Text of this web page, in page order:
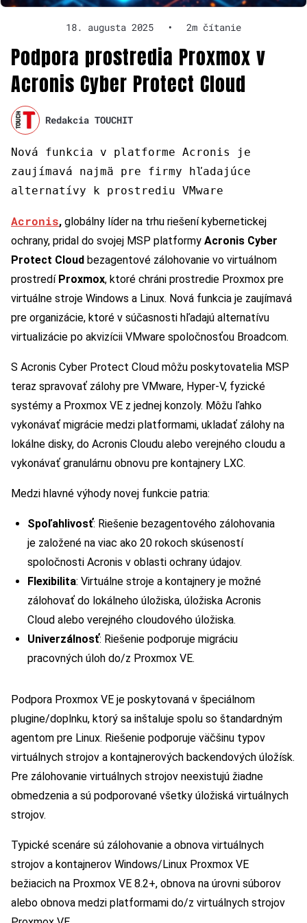
18. augusta 2025 • 2m čítanie
Podpora prostredia Proxmox v
Acronis Cyber Protect Cloud
Redakcia TOUCHIT
Nová funkcia v platforme Acronis je
zaujímavá najmä pre firmy hľadajúce
alternatívy k prostrediu VMware
Acronis, globálny líder na trhu riešení kybernetickej
ochrany, pridal do svojej MSP platformy Acronis Cyber
Protect Cloud bezagentové zálohovanie vo virtuálnom
prostredí Proxmox, ktoré chráni prostredie Proxmox pre
virtuálne stroje Windows a Linux. Nová funkcia je zaujímavá
pre organizácie, ktoré v súčasnosti hľadajú alternatívu
virtualizácie po akvizícii VMware spoločnosťou Broadcom.
S Acronis Cyber Protect Cloud môžu poskytovatelia MSP
teraz spravovať zálohy pre VMware, Hyper-V, fyzické
systémy a Proxmox VE z jednej konzoly. Môžu ľahko
vykonávať migrácie medzi platformami, ukladať zálohy na
lokálne disky, do Acronis Cloudu alebo verejného cloudu a
vykonávať granulárnu obnovu pre kontajnery LXC.
Medzi hlavné výhody novej funkcie patria:
Spoľahlivosť: Riešenie bezagentového zálohovania
je založené na viac ako 20 rokoch skúseností
spoločnosti Acronis v oblasti ochrany údajov.
Flexibilita: Virtuálne stroje a kontajnery je možné
zálohovať do lokálneho úložiska, úložiska Acronis
Cloud alebo verejného cloudového úložiska.
Univerzálnosť: Riešenie podporuje migráciu
pracovných úloh do/z Proxmox VE.
Podpora Proxmox VE je poskytovaná v špeciálnom
plugine/doplnku, ktorý sa inštaluje spolu so štandardným
agentom pre Linux. Riešenie podporuje väčšinu typov
virtuálnych strojov a kontajnerových backendových úložísk.
Pre zálohovanie virtuálnych strojov neexistujú žiadne
obmedzenia a sú podporované všetky úložiská virtuálnych
strojov.
Typické scenáre sú zálohovanie a obnova virtuálnych
strojov a kontajnerov Windows/Linux Proxmox VE
bežiacich na Proxmox VE 8.2+, obnova na úrovni súborov
alebo obnova medzi platformami do/z virtuálnych strojov